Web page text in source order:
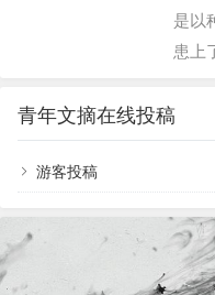
是以
患上
仅残
谢成
重
儿麻
折
青年文摘在线投稿
游客投稿